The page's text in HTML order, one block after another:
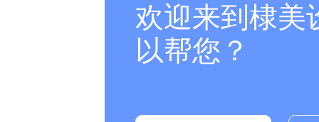
欢迎来到棣美
以帮您？